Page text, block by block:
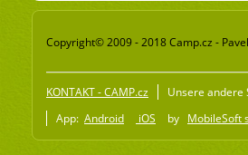
Copyright© 2009 - 2018 Camp.cz -
KONTAKT - CAMP.cz Unsere andere
App: Android iOS by MobileSoft